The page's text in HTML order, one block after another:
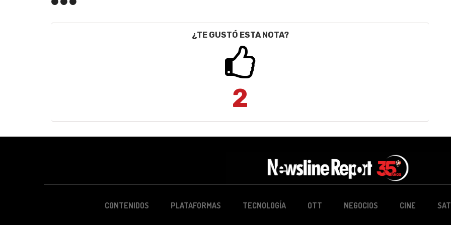
¿TE GUSTÓ ESTA NOTA?
2
CONTENIDOS PLATAFORMAS TECNOLOGÍA OTT NEGOCIOS CINE